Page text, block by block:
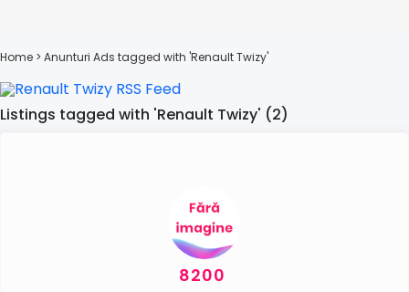
Home > Anunturi Ads tagged with 'Renault Twizy'
Listings tagged with 'Renault Twizy' (2)
8200